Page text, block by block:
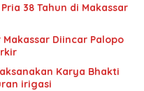
38 Tahun di Makassar
Diincar Palopo
Karya Bhakti
irigasi